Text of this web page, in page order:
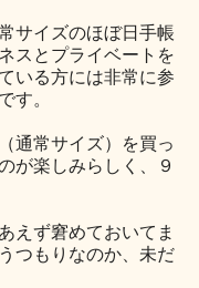
サイズのほぼ日手帳
スとプライベートを
いる方には非常に参
す。
通常サイズ）を買っ
が楽しみらしく、９
えず窘めておいてま
つもりなのか、未だ